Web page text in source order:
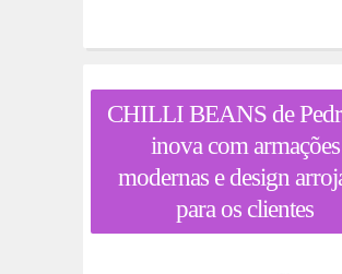
CHILLI BEANS de
inova com armações
modernas e design
para os clientes